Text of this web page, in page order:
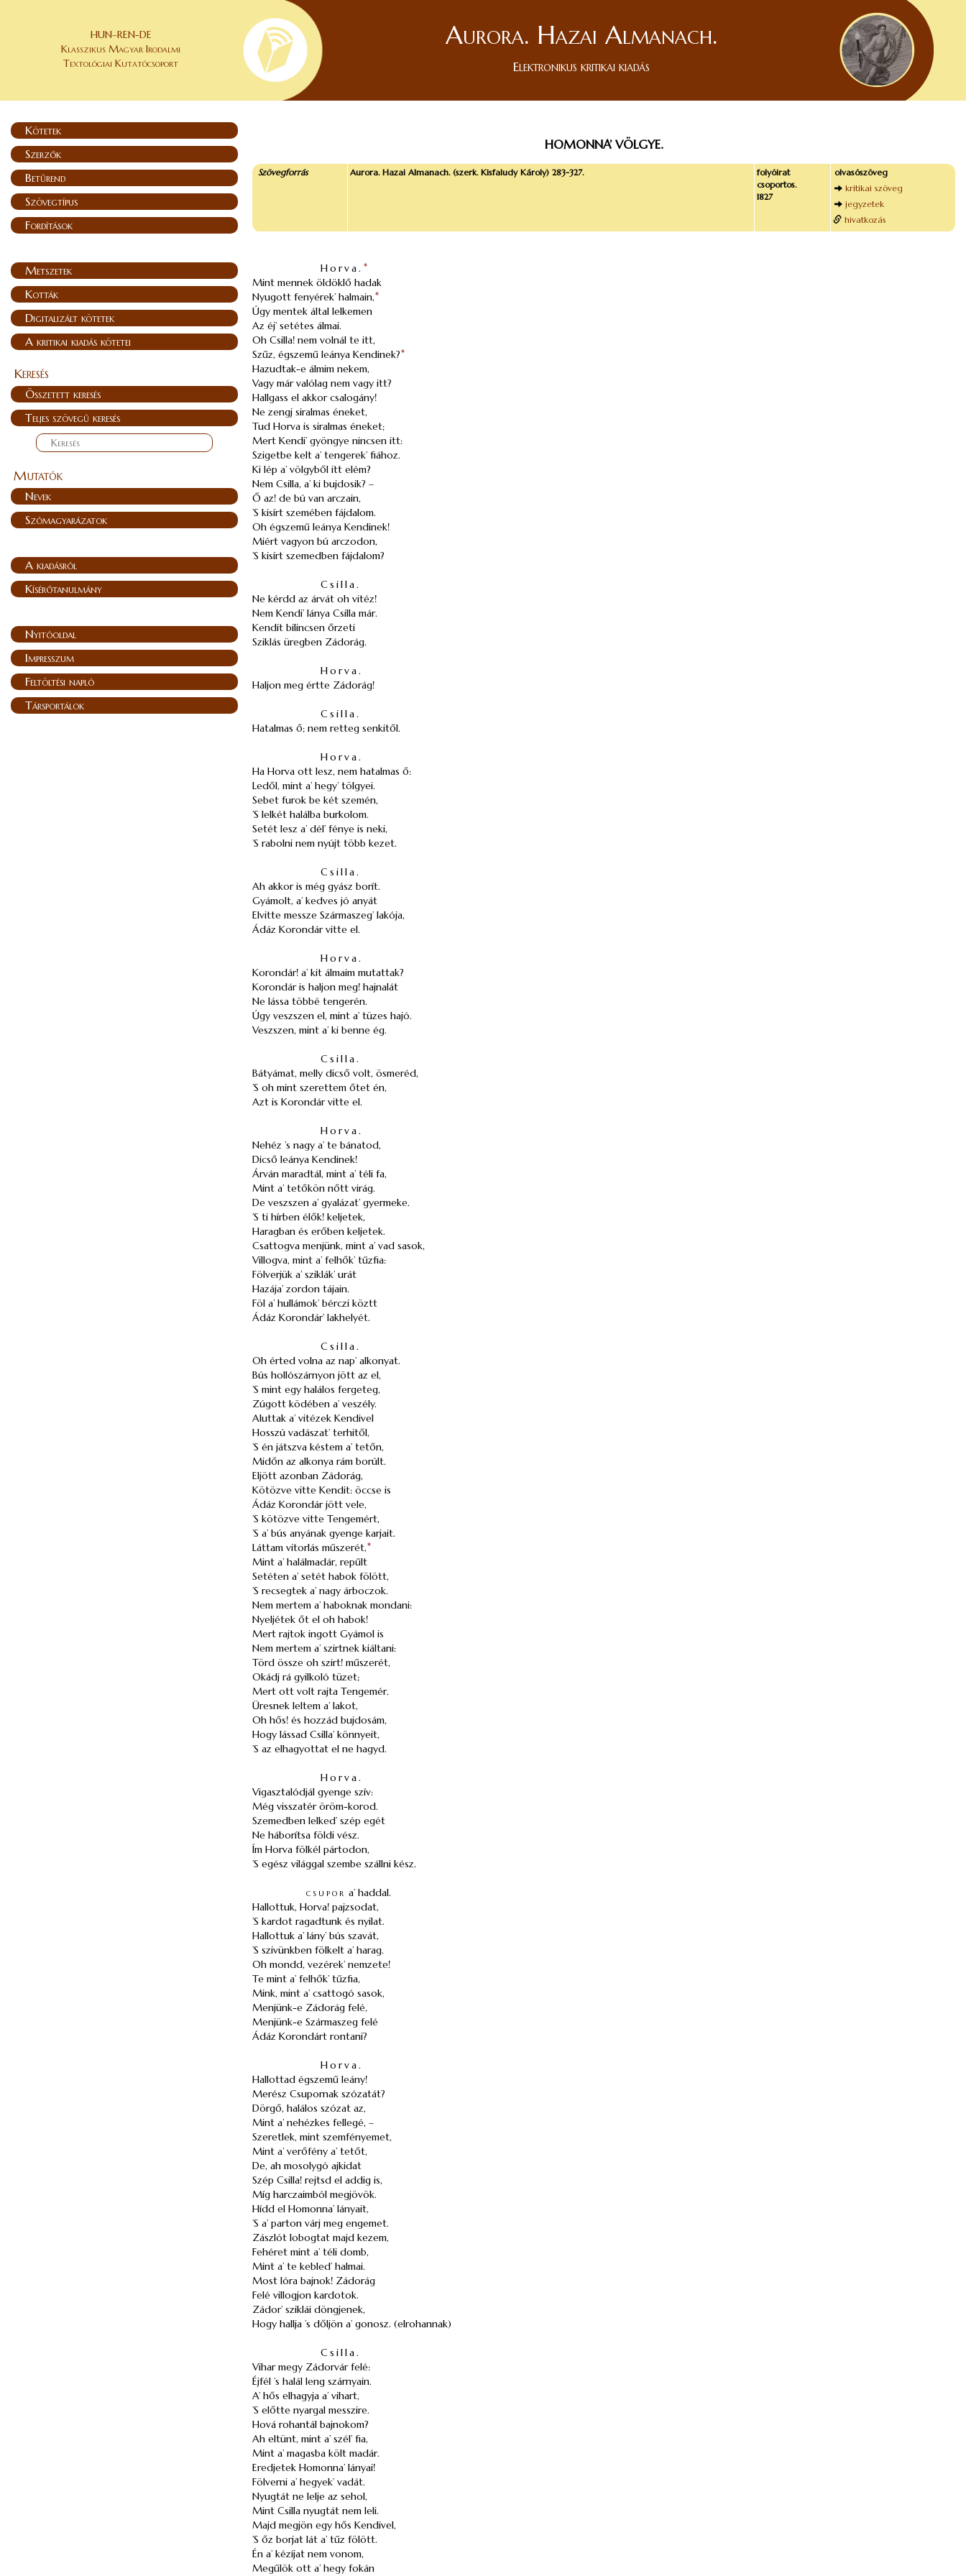
HUN–REN-DE
Klasszikus Magyar Irodalmi
Textológiai Kutatócsoport
Aurora. Hazai Almanach.
Elektronikus kritikai kiadás
Kötetek
Szerzők
Betűrend
Szövegtípus
Fordítások
Metszetek
Kották
Digitalizált kötetek
A kritikai kiadás kötetei
Keresés
Összetett keresés
Teljes szövegű keresés
Mutatók
Nevek
Szómagyarázatok
A kiadásról
Kísérőtanulmány
Nyitóoldal
Impresszum
Feltöltési napló
Társportálok
HOMONNA’ VÖLGYE.
Szövegforrás Aurora. Hazai Almanach. (szerk. Kisfaludy Károly) 283-327.
folyóirat
csoportos.
1827
olvasószöveg
kritikai szöveg
jegyzetek
hivatkozás
Horva. *
Mint mennek öldöklő hadak
Nyugott fenyérek’ halmain,*
Úgy mentek által lelkemen
Az éj’ setétes álmai.
Oh Csilla! nem volnál te itt,
Szűz, égszemű leánya Kendinek?*
Hazudtak-e álmim nekem,
Vagy már valólag nem vagy itt?
Hallgass el akkor csalogány!
Ne zengj siralmas éneket,
Tud Horva is siralmas éneket;
Mert Kendi’ gyöngye nincsen itt:
Szigetbe kelt a’ tengerek’ fiához.
Ki lép a’ völgyből itt elém?
Nem Csilla, a’ ki bujdosik? –
Ő az! de bú van arczain,
’S kisírt szemében fájdalom.
Oh égszemű leánya Kendinek!
Miért vagyon bú arczodon,
’S kisírt szemedben fájdalom?
Csilla.
Ne kérdd az árvát oh vitéz!
Nem Kendi’ lánya Csilla már.
Kendit bilincsen őrzeti
Sziklás üregben Zádorág.
Horva.
Haljon meg értte Zádorág!
Csilla.
Hatalmas ő; nem retteg senkitől.
Horva.
Ha Horva ott lesz, nem hatalmas ő:
Ledől, mint a’ hegy’ tölgyei.
Sebet furok be két szemén,
’S lelkét halálba burkolom.
Setét lesz a’ dél’ fénye is neki,
’S rabolni nem nyújt több kezet.
Csilla.
Ah akkor is még gyász borít.
Gyámolt, a’ kedves jó anyát
Elvitte messze Szármaszeg’ lakója,
Ádáz Korondár vitte el.
Horva.
Korondár! a’ kit álmaim mutattak?
Korondár is haljon meg! hajnalát
Ne lássa többé tengerén.
Úgy veszszen el, mint a’ tüzes hajó.
Veszszen, mint a’ ki benne ég.
Csilla.
Bátyámat, melly dicső volt, ösmeréd,
’S oh mint szerettem őtet én,
Azt is Korondár vitte el.
Horva.
Nehéz ’s nagy a’ te bánatod,
Dicső leánya Kendinek!
Árván maradtál, mint a’ téli fa,
Mint a’ tetőkön nőtt virág.
De veszszen a’ gyalázat’ gyermeke.
’S ti hírben élők! keljetek,
Haragban és erőben keljetek.
Csattogva menjünk, mint a’ vad sasok,
Villogva, mint a’ felhők’ tűzfia:
Fölverjük a’ sziklák’ urát
Hazája’ zordon tájain.
Föl a’ hullámok’ bérczi köztt
Ádáz Korondár’ lakhelyét.
Csilla.
Oh érted volna az nap’ alkonyat.
Bús hollószárnyon jött az el,
’S mint egy halálos fergeteg,
Zúgott ködében a’ veszély.
Aluttak a’ vitézek Kendivel
Hosszú vadászat’ terhitől,
’S én játszva késtem a’ tetőn,
Midőn az alkonya rám borúlt.
Eljött azonban Zádorág,
Kötözve vitte Kendit: öccse is
Ádáz Korondár jött vele,
’S kötözve vitte Tengemért,
’S a’ bús anyának gyenge karjait.
Láttam vitorlás műszerét,*
Mint a’ halálmadár, repűlt
Setéten a’ setét habok fölött,
’S recsegtek a’ nagy árboczok.
Nem mertem a’ haboknak mondani:
Nyeljétek őt el oh habok!
Mert rajtok ingott Gyámol is
Nem mertem a’ szirtnek kiáltani:
Törd össze oh szirt! műszerét,
Okádj rá gyilkoló tüzet;
Mert ott volt rajta Tengemér.
Üresnek leltem a’ lakot,
Oh hős! és hozzád bujdosám,
Hogy lássad Csilla’ könnyeit,
’S az elhagyottat el ne hagyd.
Horva.
Vigasztalódjál gyenge szív:
Még visszatér öröm-korod.
Szemedben lelked’ szép egét
Ne háborítsa földi vész.
Ím Horva fölkél pártodon,
’S egész világgal szembe szállni kész.
csupor a’ haddal.
Hallottuk, Horva! pajzsodat,
’S kardot ragadtunk és nyilat.
Hallottuk a’ lány’ bús szavát,
’S szivünkben fölkelt a’ harag.
Oh mondd, vezérek’ nemzete!
Te mint a’ felhők’ tűzfia,
Mink, mint a’ csattogó sasok,
Menjünk-e Zádorág felé,
Menjünk-e Szármaszeg felé
Ádáz Korondárt rontani?
Horva.
Hallottad égszemű leány!
Merész Csupornak szózatát?
Dörgő, halálos szózat az,
Mint a’ nehézkes fellegé, –
Szeretlek, mint szemfényemet,
Mint a’ verőfény a’ tetőt,
De, ah mosolygó ajkidat
Szép Csilla! rejtsd el addig is,
Míg harczaimból megjövök.
Hídd el Homonna’ lányait,
’S a’ parton várj meg engemet.
Zászlót lobogtat majd kezem,
Fehéret mint a’ téli domb,
Mint a’ te kebled’ halmai.
Most lóra bajnok! Zádorág
Felé villogjon kardotok.
Zádor’ sziklái döngjenek,
Hogy hallja ’s dőljön a’ gonosz. (elrohannak)
Csilla.
Vihar megy Zádorvár felé:
Éjfél ’s halál leng szárnyain.
A’ hős elhagyja a’ vihart,
’S előtte nyargal messzire.
Hová rohantál bajnokom?
Ah eltünt, mint a’ szél’ fia,
Mint a’ magasba költ madár.
Eredjetek Homonna’ lányai!
Fölverni a’ hegyek’ vadát.
Nyugtát ne lelje az sehol,
Mint Csilla nyugtát nem leli.
Majd megjön egy hős Kendivel,
’S őz borjat lát a’ tűz fölött.
Én a’ kézíjat nem vonom,
Megűlök ott a’ hegy fokán